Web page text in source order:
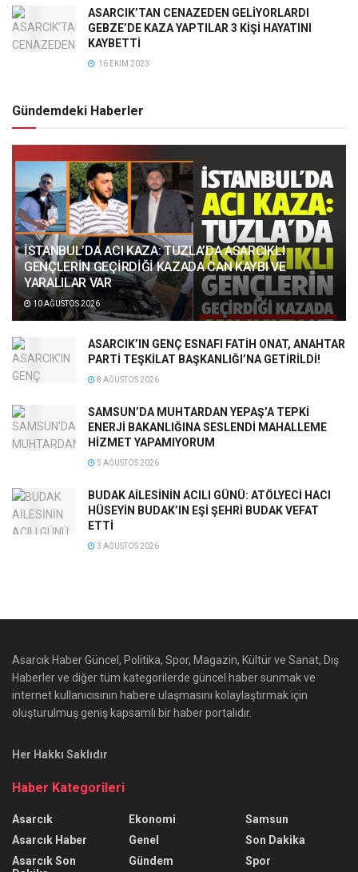
ASARCIK’TAN CENAZEDEN GELİYORLARDI
GEBZE’DE KAZA YAPTILAR 3 KİŞİ HAYATINI
KAYBETTİ
16 EKIM 2023
Gündemdeki Haberler
İSTANBUL’DA ACI KAZA: TUZLA’DA ASARCIKLI
GENÇLERİN GEÇİRDİĞİ KAZADA CAN KAYBI VE
YARALILAR VAR
10 AĞUSTOS 2026
ASARCIK’IN GENÇ ESNAFI FATİH ONAT, ANAHTAR
PARTİ TEŞKİLAT BAŞKANLIĞI’NA GETİRİLDİ!
8 AĞUSTOS 2026
SAMSUN’DA MUHTARDAN YEPAŞ’A TEPKİ
ENERJİ BAKANLIĞINA SESLENDİ MAHALLEME
HİZMET YAPAMIYORUM
5 AĞUSTOS 2026
BUDAK AİLESİNİN ACILI GÜNÜ: ATÖLYECİ HACI
HÜSEYİN BUDAK’IN EŞİ ŞEHRİ BUDAK VEFAT
ETTİ
3 AĞUSTOS 2026
Asarcık Haber Güncel, Politika, Spor, Magazin, Kültür ve Sanat, Dış
Haberler ve diğer tüm kategorilerde güncel haber sunmak ve
internet kullanıcısının habere ulaşmasını kolaylaştırmak için
oluşturulmuş geniş kapsamlı bir haber portalıdır.
Her Hakkı Saklıdır
Haber Kategorileri
Asarcık
Asarcık Haber
Asarcık Son
Ekonomi
Genel
Gündem
Samsun
Son Dakika
Spor